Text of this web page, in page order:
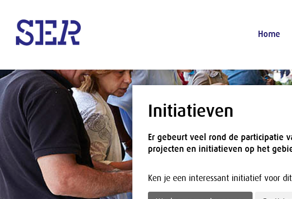
Home
Initiatieven
Er gebeurt veel rond de participatie
projecten en initiatieven op het
Ken je een interessant initiatief voor